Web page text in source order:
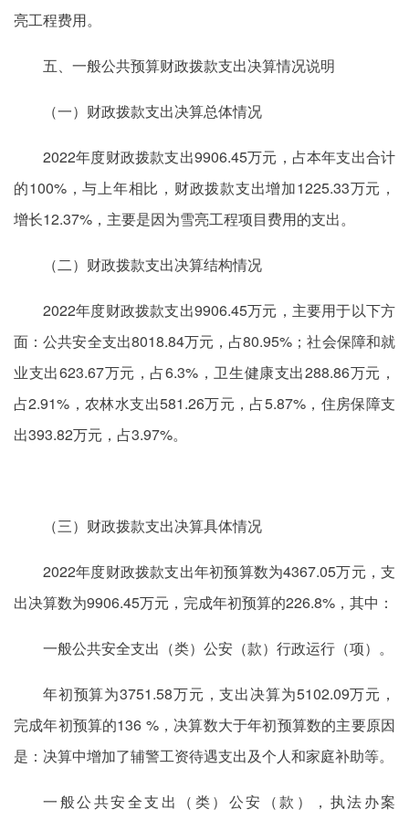
亮工程费用。
五、一般公共预算财政拨款支出决算情况说明
（一）财政拨款支出决算总体情况
2022年度财政拨款支出9906.45万元，占本年支出合计
的100%，与上年相比，财政拨款支出增加1225.33万元，
增长12.37%，主要是因为雪亮工程项目费用的支出。
（二）财政拨款支出决算结构情况
2022年度财政拨款支出9906.45万元，主要用于以下方
面：公共安全支出8018.84万元，占80.95%；社会保障和就
业支出623.67万元，占6.3%，卫生健康支出288.86万元，
占2.91%，农林水支出581.26万元，占5.87%，住房保障支
出393.82万元，占3.97%。
（三）财政拨款支出决算具体情况
2022年度财政拨款支出年初预算数为4367.05万元，支
出决算数为9906.45万元，完成年初预算的226.8%，其中：
一般公共安全支出（类）公安（款）行政运行（项）。
年初预算为3751.58万元，支出决算为5102.09万元，
完成年初预算的136 %，决算数大于年初预算数的主要原因
是：决算中增加了辅警工资待遇支出及个人和家庭补助等。
一般公共安全支出（类）公安（款），执法办案